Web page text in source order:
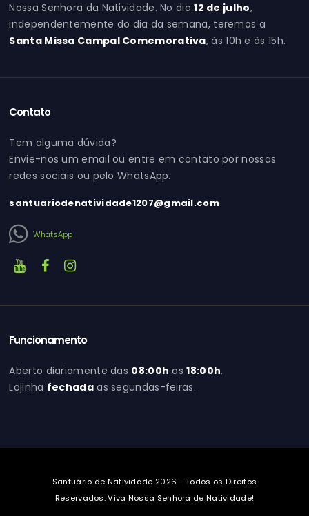
Nossa Senhora da Natividade. No dia12 de julho,
independentemente do dia da semana, teremos a
Santa Missa Campal Comemorativa, às 10h e às 15h.
Contato
Tem alguma dúvida?
Envie-nos um email ou entre em contato por nossas
redes sociais ou pelo WhatsApp.
santuariodenatividade1207@gmail.com
WhatsApp
Funcionamento
Aberto diariamente das 08:00h as18:00h.
Lojinha fechadaas segundas-feiras.
Santuário de Natividade 2026 - Todos os Direitos
Reservados. Viva Nossa Senhora de Natividade!